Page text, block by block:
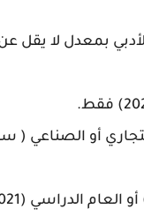
أو الصناعي (